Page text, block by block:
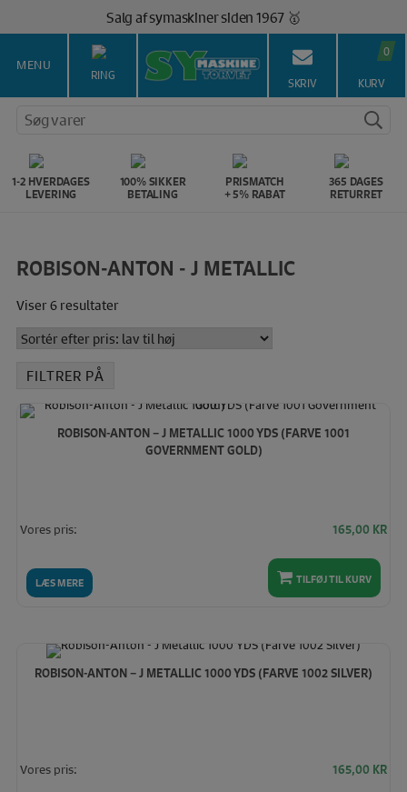
Salg af symaskiner siden 1967 🥇
100% Dansk hjemmeside 👍
Brug for hjælp? Ring på 43 44 45 15 ☎️
Vi matcher alle danske priser 💰
MENU
RING SKRIV
0
KURV
Søg varer
1-2 HVERDAGES
LEVERING
100% SIKKER
BETALING
PRISMATCH
+ 5% RABAT
365 DAGES
RETURRET
ROBISON-ANTON - J METALLIC
Viser 6 resultaterSorteret
efter
pris:
høj
FILTRER PÅ
ROBISON-ANTON – J METALLIC 1000 YDS (FARVE 1001
GOVERNMENT GOLD)
LÆS MERE
Vores pris: 165,00 KR
TILFØJ TIL KURV
ROBISON-ANTON – J METALLIC 1000 YDS (FARVE 1002 SILVER)
Vores pris: 165,00 KR